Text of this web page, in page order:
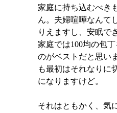
家庭に持ち込むべき
ん。夫婦喧嘩なんて
りえますし、安眠で
家庭では100均の包
のがベストだと思い
も最初はそれなりに
になりますけど。
それはともかく、気